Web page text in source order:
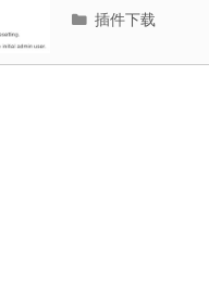
分
目
插件下载